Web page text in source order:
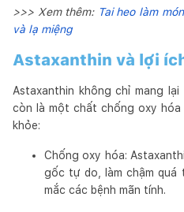
>>> Xem thêm: Tai heo làm
và lạ miệng
Astaxanthin và lợi
Astaxanthin không chỉ mang
còn là một chất chống oxy hóa
khỏe:
Chống oxy hóa:
gốc tự do, làm chậm quá
mắc các bệnh mãn tính.